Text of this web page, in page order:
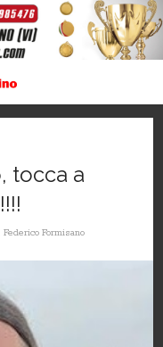
tocca a
Federico Formisano